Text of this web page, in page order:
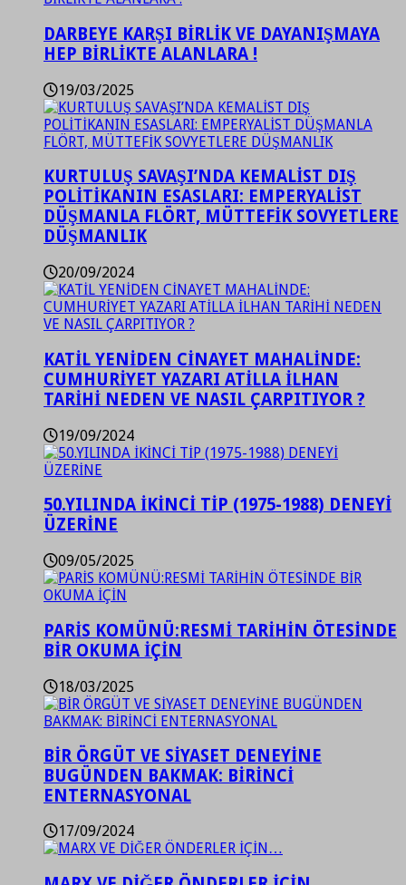
DARBEYE KARŞI BİRLİK VE DAYANIŞMAYA
HEP BİRLİKTE ALANLARA !
19/03/2025
KURTULUŞ SAVAŞI’NDA KEMALİST DIŞ
POLİTİKANIN ESASLARI: EMPERYALİST
DÜŞMANLA FLÖRT, MÜTTEFİK SOVYETLERE
DÜŞMANLIK
20/09/2024
KATİL YENİDEN CİNAYET MAHALİNDE:
CUMHURİYET YAZARI ATİLLA İLHAN
TARİHİ NEDEN VE NASIL ÇARPITIYOR ?
19/09/2024
50.YILINDA İKİNCİ TİP (1975-1988) DENEYİ
ÜZERİNE
09/05/2025
PARİS KOMÜNÜ:RESMİ TARİHİN ÖTESİNDE
BİR OKUMA İÇİN
18/03/2025
BİR ÖRGÜT VE SİYASET DENEYİNE
BUGÜNDEN BAKMAK: BİRİNCİ
ENTERNASYONAL
17/09/2024